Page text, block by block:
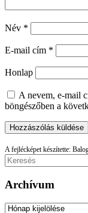
Név *
E-mail cím *
Honlap
A nevem, e-mail
böngészőben a
A fejlécképet készítette:
Archívum
Archívum